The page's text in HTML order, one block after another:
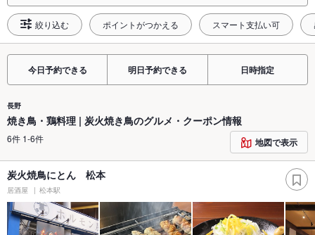
絞り込む ポイントがつかえる スマート支払い可
今日予約できる 明日予約できる 日時指定
長野
焼き鳥・鶏料理 | 炭火焼き鳥のグルメ・クーポン情報
6件 1-6件 地図で表示
炭火焼鳥にとん 松本
居酒屋 松本駅